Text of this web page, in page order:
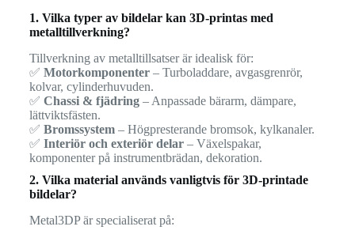
1. Vilka typer av bildelar kan 3D-printas med
metalltillverkning?
Tillverkning av metalltillsatser är idealisk för:
✅ Motorkomponenter– Turboladdare, avgasgrenrör,
kolvar, cylinderhuvuden.
✅ Chassi & fjädring– Anpassade bärarm, dämpare,
lättviktsfästen.
✅ Bromssystem– Högpresterande bromsok, kylkanaler.
✅ Interiör och exteriör delar– Växelspakar,
komponenter på instrumentbrädan, dekoration.
2. Vilka material används vanligtvis för 3D-printade
bildelar?
Metal3DP är specialiserat på: